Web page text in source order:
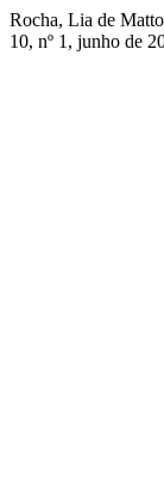
Rocha, Lia de
10, nº 1, junho de